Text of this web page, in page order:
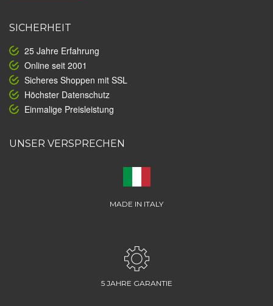
SICHERHEIT
25 Jahre Erfahrung
Online seit 2001
Sicheres Shoppen mit SSL
Höchster Datenschutz
Einmalige Preisleistung
UNSER VERSPRECHEN
MADE IN ITALY
5 JAHRE GARANTIE